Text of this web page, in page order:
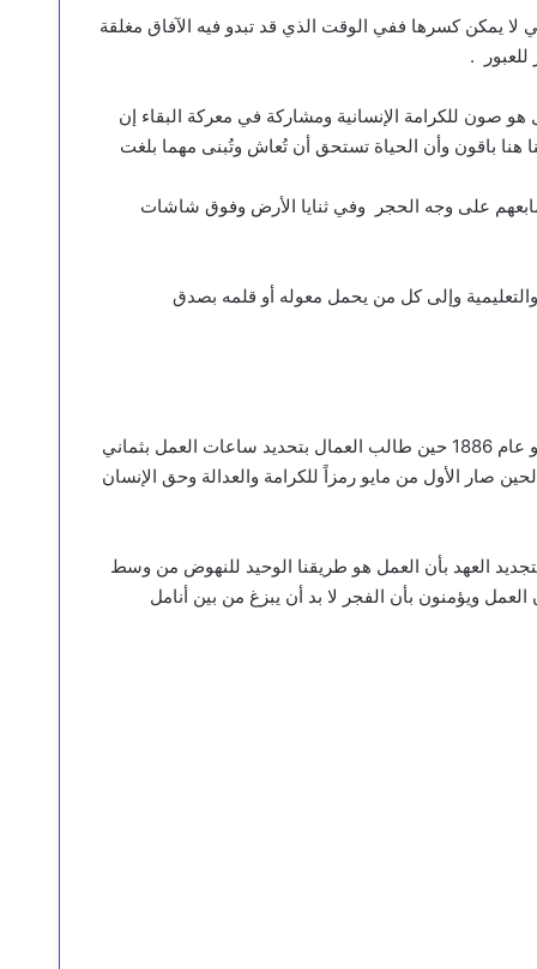
لا يمكن كسرها ففي الوقت الذي قد تبدو فيه الآفاق مغلقة
للعبور .
صون للكرامة الإنسانية ومشاركة في معركة البقاء إن
باقون وأن الحياة تستحق أن تُعاش وتُبنى مهما بلغت
على وجه الحجر وفي ثنايا الأرض وفوق شاشات
وإلى كل من يحمل معوله أو قلمه بصدق
ونذكر ان هذا اليوم جاء تخليداً لنضالات الحركة العمالية في شيكاغو عام 1886 حين طالب العمال بتحديد ساعات العمل بثماني
صار الأول من مايو رمزاً للكرامة والعدالة وحق الإنسان
العهد بأن العمل هو طريقنا الوحيد للنهوض من وسط
ويؤمنون بأن الفجر لا بد أن يبزغ من بين أنامل